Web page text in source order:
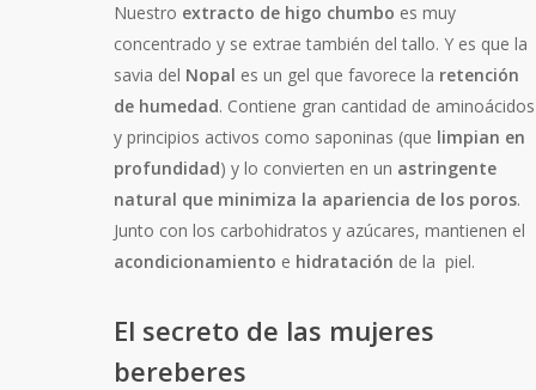
Nuestro extracto de higo chumbo es muy
concentrado y se extrae también del tallo. Y es que la
savia del Nopal es un gel que favorece la retención
de humedad. Contiene gran cantidad de aminoácidos
y principios activos como saponinas (que limpian en
profundidad) y lo convierten en un astringente
natural que minimiza la apariencia de los poros.
Junto con los carbohidratos y azúcares, mantienen el
acondicionamiento e hidratación de la piel.
El secreto de las mujeres
bereberes